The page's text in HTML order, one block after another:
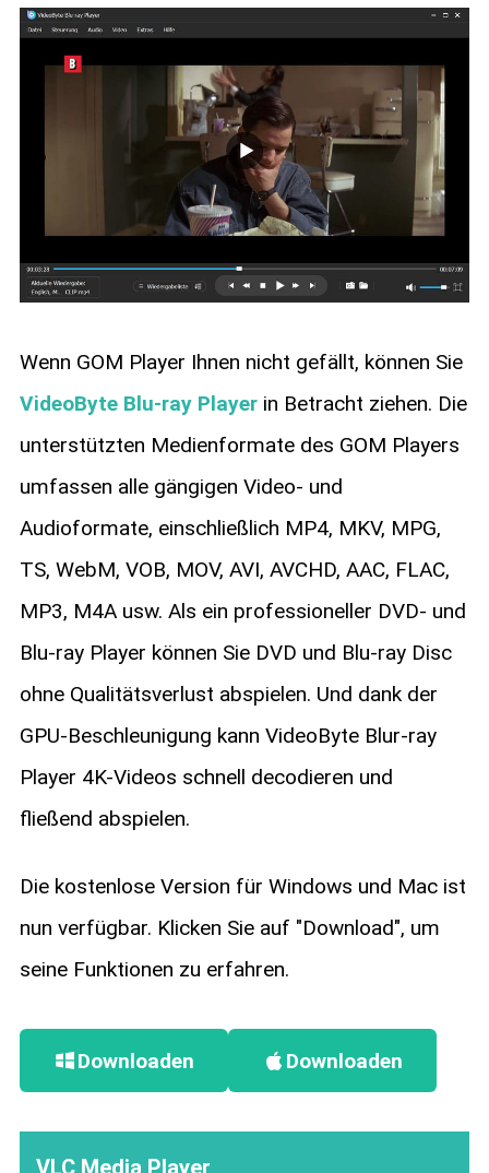
Wenn GOM Player Ihnen nicht gefällt, können Sie
VideoByte Blu-ray Playerin Betracht ziehen. Die
unterstützten Medienformate des GOM Players
umfassen alle gängigen Video- und
Audioformate, einschließlich MP4, MKV, MPG,
TS, WebM, VOB, MOV, AVI, AVCHD, AAC, FLAC,
MP3, M4A usw. Als ein professioneller DVD- und
Blu-ray Player können Sie DVD und Blu-ray Disc
ohne Qualitätsverlust abspielen. Und dank der
GPU-Beschleunigung kann VideoByte Blur-ray
Player 4K-Videos schnell decodieren und
fließend abspielen.
Die kostenlose Version für Windows und Mac ist
nun verfügbar. Klicken Sie auf "Download", um
seine Funktionen zu erfahren.
Downloaden Downloaden
VLC Media Player